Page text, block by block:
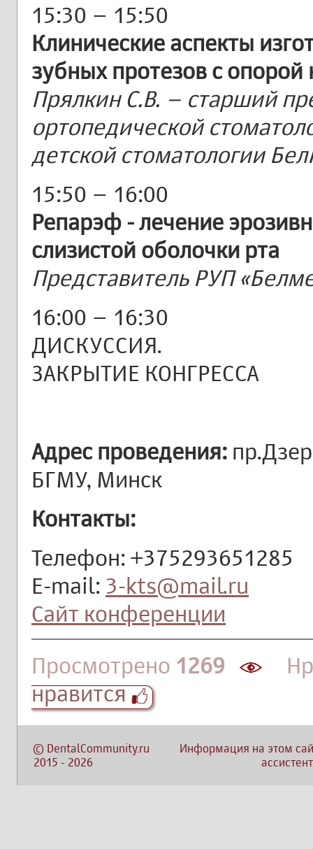
15:30 – 15:50
Клинические аспекты
зубных протезов с
Прялкин С.В. – старший
ортопедической
детской стоматологии
15:50 – 16:00
Репарэф - лечение
слизистой оболочки рта
Представитель РУП
16:00 – 16:30
ДИСКУССИЯ.
ЗАКРЫТИЕ КОНГРЕССА
Адрес проведения:
БГМУ, Минск
Контакты:
Телефон: +375293651285
E-mail: 3-kts@mail.ru
Сайт конференции
Просмотрено 1269
нравится
© DentalCommunity.ru
2015 - 2026
Информация на этом